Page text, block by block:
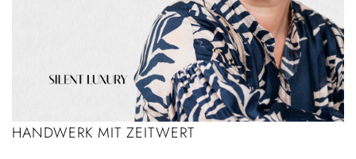
HANDWERK MIT ZEITWERT